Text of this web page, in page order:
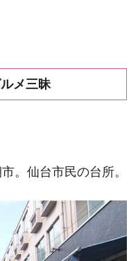
メ三昧
。仙台市民の台所。